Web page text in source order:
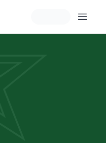
Memeriksa sesi akun